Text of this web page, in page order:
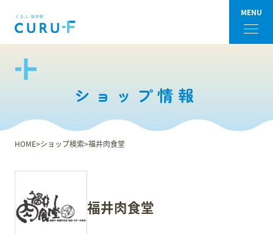
MENU
フロアガイド
ショップ検索
ショップニュース
イベント
アクセス・パーキング
ショップ情報
HOME ショップ検索 福井肉食堂
福井肉食堂